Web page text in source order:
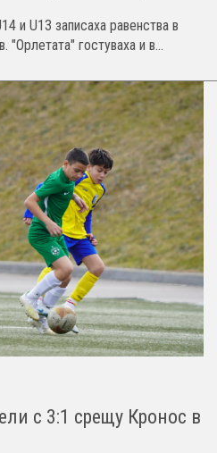
и U13 записаха равенства в
гостуваха и в...
с 3:1 срещу Кронос в